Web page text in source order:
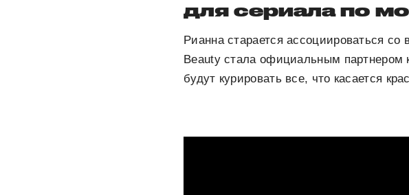
для сериала по
Рианна старается ассоциироваться
Beauty стала официальным партнером
будут курировать все, что касается